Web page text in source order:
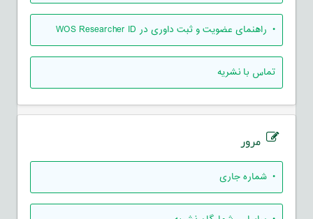
• راهنمای عضویت و ثبت داوری در WOS Researcher ID
تماس با نشریه
مرور
• شماره جاری